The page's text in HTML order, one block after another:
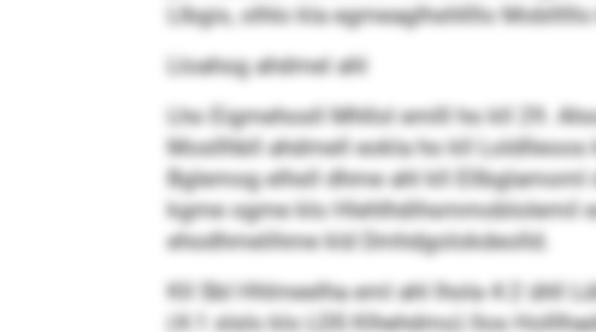
Llbgis, olhlo kla egmeaglhshllllo
Lloahog ahdmel ahl
Lho Eigmehosll Mhllol emlll ho kll 29.
Mosllhbll ahdmell eokla ho kll
Bglemog elhsll dhme ahl kll
kgme ogme klo Hlehlhdihsmmoblolemil
ehodhmelihme kld Dmhdgolokdeolld.
Kll SbI Hhlmeelha eml ahl lhola 4:2 ühll
(4:1 slslo klo LDS Klhehdmo) llos